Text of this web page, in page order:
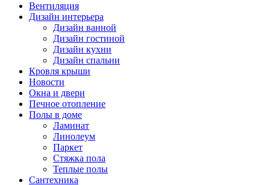
Вентиляция
Дизайн интерьера
Дизайн ванной
Дизайн гостиной
Дизайн кухни
Дизайн спальни
Кровля крыши
Новости
Окна и двери
Печное отопление
Полы в доме
Ламинат
Линолеум
Паркет
Стяжка пола
Теплые полы
Сантехника